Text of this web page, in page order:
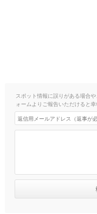
スポット情報に誤りがある場合
ォームよりご報告いただけると幸